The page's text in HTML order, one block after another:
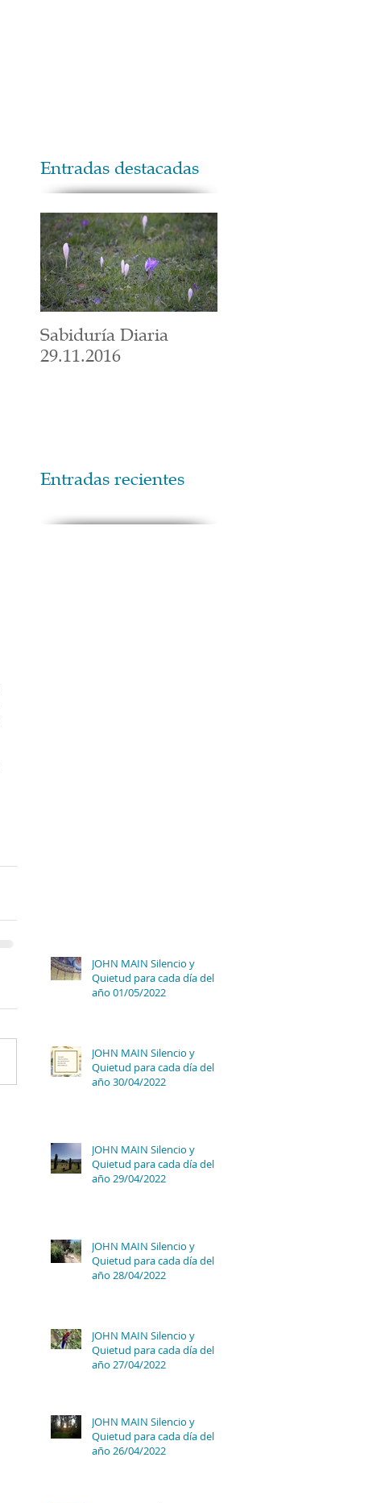
Entradas destacadas
Sabiduría Diaria
29.11.2016
Entradas recientes
JOHN MAIN Silencio y
Quietud para cada día del
año 01/05/2022
JOHN MAIN Silencio y
Quietud para cada día del
año 30/04/2022
JOHN MAIN Silencio y
Quietud para cada día del
año 29/04/2022
JOHN MAIN Silencio y
Quietud para cada día del
año 28/04/2022
JOHN MAIN Silencio y
Quietud para cada día del
año 27/04/2022
JOHN MAIN Silencio y
Quietud para cada día del
año 26/04/2022